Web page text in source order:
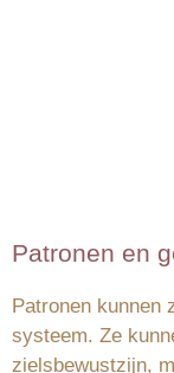
Patronen en
Patronen kunnen
systeem. Ze
zielsbewustzijn,